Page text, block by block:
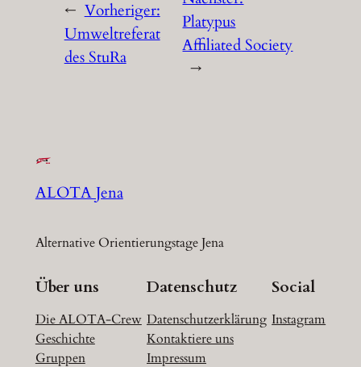
← Vorheriger:
Umweltreferat
des StuRa
Platypus
Affiliated Society
→
ALOTA Jena
Alternative Orientierungstage Jena
Über uns
Die ALOTA-Crew
Geschichte
Gruppen
Datenschutz
Datenschutzerklärung
Kontaktiere uns
Impressum
Social
Instagram